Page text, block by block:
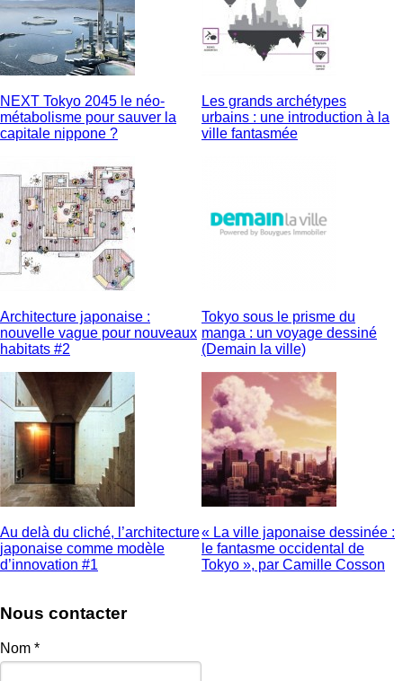
NEXT Tokyo 2045 le néo-
métabolisme pour sauver la
capitale nippone ?
Les grands archétypes
urbains : une introduction à la
ville fantasmée
Architecture japonaise :
nouvelle vague pour nouveaux
habitats #2
Tokyo sous le prisme du
manga : un voyage dessiné
(Demain la ville)
Au delà du cliché, l’architecture
japonaise comme modèle
d’innovation #1
« La ville japonaise dessinée :
le fantasme occidental de
Tokyo », par Camille Cosson
Nous contacter
Nom *